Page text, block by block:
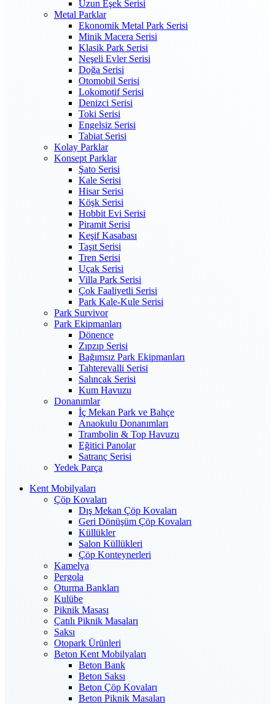
Uzun Eşek Serisi
Metal Parklar
Ekonomik Metal Park Serisi
Minik Macera Serisi
Klasik Park Serisi
Neşeli Evler Serisi
Doğa Serisi
Otomobil Serisi
Lokomotif Serisi
Denizci Serisi
Toki Serisi
Engelsiz Serisi
Tabiat Serisi
Kolay Parklar
Konsept Parklar
Şato Serisi
Kale Serisi
Hisar Serisi
Köşk Serisi
Hobbit Evi Serisi
Piramit Serisi
Keşif Kasabası
Taşıt Serisi
Tren Serisi
Uçak Serisi
Villa Park Serisi
Çok Faaliyetli Serisi
Park Kale-Kule Serisi
Park Survivor
Park Ekipmanları
Dönence
Zıpzıp Serisi
Bağımsız Park Ekipmanları
Tahterevalli Serisi
Salıncak Serisi
Kum Havuzu
Donanımlar
İç Mekan Park ve Bahçe
Anaokulu Donanımları
Trambolin & Top Havuzu
Eğitici Panolar
Satranç Serisi
Yedek Parça
Kent Mobilyaları
Çöp Kovaları
Dış Mekan Çöp Kovaları
Geri Dönüşüm Çöp Kovaları
Küllükler
Salon Küllükleri
Çöp Konteynerleri
Kamelya
Pergola
Oturma Bankları
Kulübe
Piknik Masası
Çatılı Piknik Masaları
Saksı
Otopark Ürünleri
Beton Kent Mobilyaları
Beton Bank
Beton Saksı
Beton Çöp Kovaları
Beton Piknik Masaları